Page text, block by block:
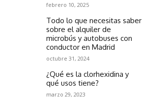
febrero 10, 2025
Todo lo que necesitas saber
sobre el alquiler de
microbús y autobuses con
conductor en Madrid
octubre 31, 2024
¿Qué es la clorhexidina y
qué usos tiene?
marzo 29, 2023